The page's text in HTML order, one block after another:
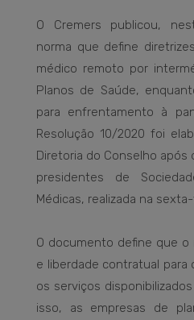
O Cremers publicou,
norma que define
médico remoto por
Planos de Saúde,
para enfrentamento à
Resolução 10/2020 foi
Diretoria do Conselho
presidentes de
Médicas, realizada na
O documento define que
e liberdade contratual para
os serviços
isso, as empresas de